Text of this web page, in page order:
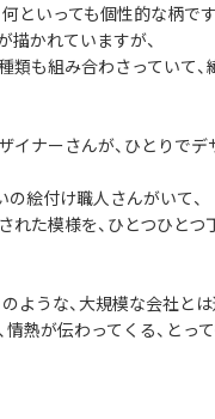
何といっても個性的な柄です
描かれていますが、
類も組み合わさっていて、
イナーさんが、ひとりでデ
の絵付け職人さんがいて、
れた模様を、ひとつひとつ
のような、大規模な会社とは
情熱が伝わってくる、とっ